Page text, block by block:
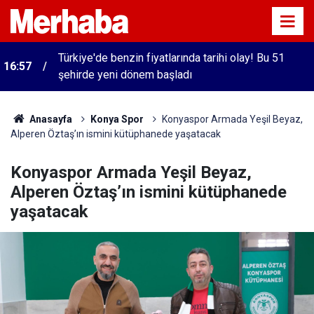
16:57
Türkiye'de benzin fiyatlarında tarihi olay! Bu 51
şehirde yeni dönem başladı
Anasayfa Konya Spor
Konyaspor Armada Yeşil Beyaz,
Alperen Öztaş’ın ismini kütüphanede yaşatacak
Konyaspor Armada Yeşil Beyaz,
Alperen Öztaş’ın ismini kütüphanede
yaşatacak